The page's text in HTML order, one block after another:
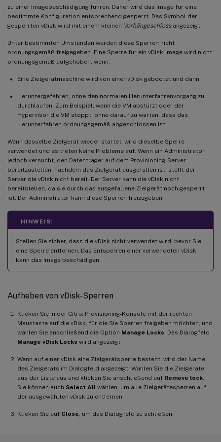
zu einer Imagebeschädigung führen. Daher wird das Image für eine
bestimmte Konfiguration entsprechend gesperrt. Das Symbol der
gesperrten vDisk wird mit einem kleinen Vorhängeschlossangezeigt.
Unter bestimmten Umständen werden diese Sperren nicht
ordnungsgemäß freigegeben. Eine Sperre für ein vDisk-Image wird nicht
ordnungsgemäß aufgehoben, wenn:
Eine Zielgerätmaschine wird von einer vDisk gebootet und dann
Heruntergefahren, ohne den normalen Herunterfahrenvorgang zu
durchlaufen. Zum Beispiel, wenn die VM abstürzt oder der
Hypervisor die VM stoppt, ohne darauf zu warten, dass das
Herunterfahren ordnungsgemäß abgeschlossen ist.
Wenn dasselbe Zielgerät wieder startet, wird dieselbe Sperre
verwendet und es treten keine Probleme auf. Wenn ein Administrator
jedoch versucht, den Datenträger auf dem Provisioning-Server
bereitzustellen, nachdem das Zielgerät ausgefallen ist, stellt der
Server die vDisk nicht bereit. Der Server kann die vDisk nicht
bereitstellen, da sie durch das ausgefallene Zielgerät noch gesperrt
ist. Der Administrator kann diese Sperren freizugeben.
HINWEIS:
Stellen Sie sicher, dass die vDisk nicht verwendet wird, bevor Sie
eine Sperre entfernen. Das Entsperren einer verwendeten vDisk
kann das Image beschädigen.
Aufheben von vDisk-Sperren
Klicken Sie in der Citrix Provisioning-Konsole mit der rechten
Maustaste auf die vDisk, für die Sie Sperren freigeben möchten, und
wählen Sie anschließend die Option Manage Locks . Das Dialogfeld
Manage vDisk Locks wird angezeigt.
Wenn auf einer vDisk eine Zielgerätsperre besteht, wird der Name
des Zielgeräts im Dialogfeld angezeigt. Wählen Sie die Zielgeräte
aus der Liste aus und klicken Sie anschließend auf Remove lock
Sie können auch Select All wählen, um alle Zielgerätesperren auf
der ausgewählten vDisk zu entfernen.
Klicken Sie auf Close , um das Dialogfeld zu schließen.